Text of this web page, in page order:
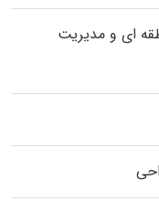
ای و مدیریت